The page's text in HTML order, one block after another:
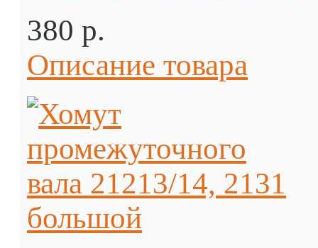
380 p.
Описание товара